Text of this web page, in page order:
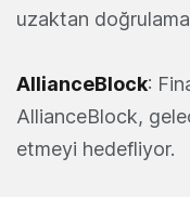
uzaktan
AllianceBlock:
AllianceBlock,
etmeyi hedefliyor.